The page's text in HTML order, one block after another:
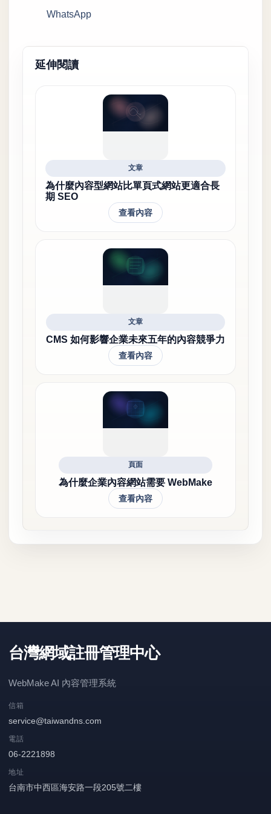
WhatsApp
延伸閱讀
文章
為什麼內容型網站比單頁式網站更適合長
期 SEO
查看內容
文章
CMS 如何影響企業未來五年的內容競爭力
查看內容
頁面
為什麼企業內容網站需要 WebMake
查看內容
台灣網域註冊管理中心
WebMake AI 內容管理系統
信箱
service@taiwandns.com
電話
06-2221898
地址
台南市中西區海安路一段205號二樓